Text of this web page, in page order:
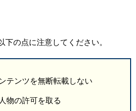
下の点に注意してください。
テンツを無断転載しない
物の許可を取る